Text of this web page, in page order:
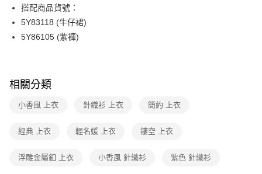
【「AFTEE先享後付」結帳流程】
１．於結帳方式選擇「AFTEE先享後付」後，將跳轉至「AFTEE先享後付」
結帳頁面，進行簡訊認證並確認金額後，即可完成結帳。
※ 請注意：結帳手續完成當下不需立刻繳費，但若您需要取消訂單，請聯絡
後付繳納相關費用。
是否繳費成功／繳費後需取消欲退款等相關疑問，請聯繫「AFTEE先享後付
【注意事項】
付款後全家FamilyMart取貨
每筆NT$90，滿NT$3,600(含以上)免運費
付款後7-11取貨
黑貓宅配
每筆NT$200，滿NT$8,000(含以上)免運費
付款後門市自取
搭配商品貨號：
5Y83118 (牛仔裙)
5Y86105 (紫褲)
相關分類
小香風 上衣 針織衫 上衣 簡約 上衣
經典 上衣 輕名媛 上衣 鏤空 上衣
浮雕金屬釦 上衣 小香風 針織衫 紫色 針織衫